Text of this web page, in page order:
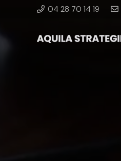
04 28 70 14 19